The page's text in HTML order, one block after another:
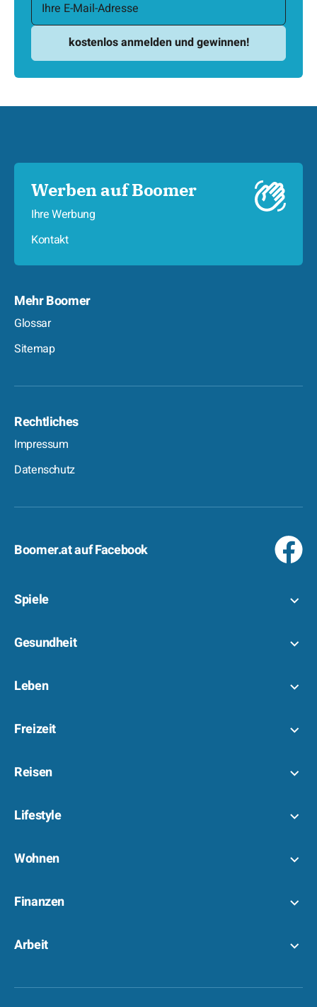
Werben auf Boomer
Ihre Werbung
Kontakt
Mehr Boomer
Glossar
Sitemap
Rechtliches
Impressum
Datenschutz
Boomer.at auf Facebook
Spiele
Gesundheit
Leben
Freizeit
Reisen
Lifestyle
Wohnen
Finanzen
Arbeit